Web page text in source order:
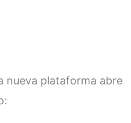
nueva plataforma abre